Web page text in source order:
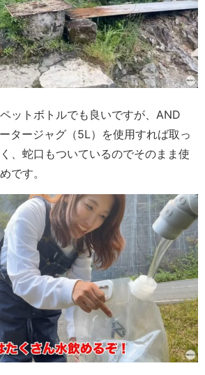
ットボトルでも良いですが、AND
タージャグ（5L）を使用すれば取っ
、蛇口もついているのでそのまま使
です。